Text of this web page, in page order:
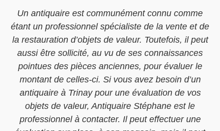
Un antiquaire est communément connu comme
étant un professionnel spécialiste de la vente et de
la restauration d’objets de valeur. Toutefois, il peut
aussi être sollicité, au vu de ses connaissances
pointues des pièces anciennes, pour évaluer le
montant de celles-ci. Si vous avez besoin d’un
antiquaire à Trinay pour une évaluation de vos
objets de valeur, Antiquaire Stéphane est le
professionnel à contacter. Il peut effectuer une